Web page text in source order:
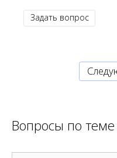
Задать вопрос
Вопросы по теме